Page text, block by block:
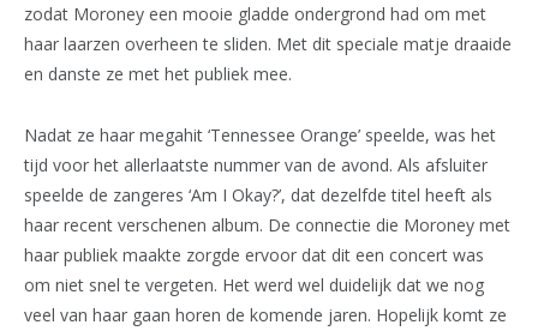
zodat Moroney een mooie gladde ondergrond had om met
haar laarzen overheen te sliden. Met dit speciale matje draaide
en danste ze met het publiek mee.
Nadat ze haar megahit ‘Tennessee Orange’ speelde, was het
tijd voor het allerlaatste nummer van de avond. Als afsluiter
speelde de zangeres ‘Am I Okay?’, dat dezelfde titel heeft als
haar recent verschenen album. De connectie die Moroney met
haar publiek maakte zorgde ervoor dat dit een concert was
om niet snel te vergeten. Het werd wel duidelijk dat we nog
veel van haar gaan horen de komende jaren. Hopelijk komt ze